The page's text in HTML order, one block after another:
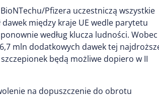
Pfizera uczestniczą wszystkie
między kraje UE wedle parytetu
według klucza ludności. Wobec
mln dodatkowych dawek tej
będą możliwe dopiero w II
na dopuszczenie do obrotu